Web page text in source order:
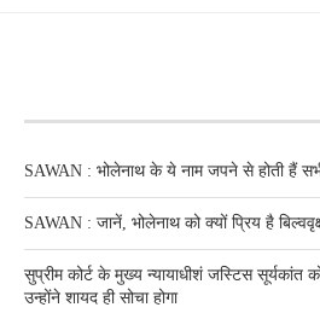
SAWAN : भोलेनाथ के ये नाम जपने से होती हैं
SAWAN : जानें, भोलेनाथ को क्यों प्रिय है
सुप्रीम कोर्ट के मुख्य न्यायाधीशं जस्टिस सूर्यकांत
उन्होंने शायद ही सोचा होगा